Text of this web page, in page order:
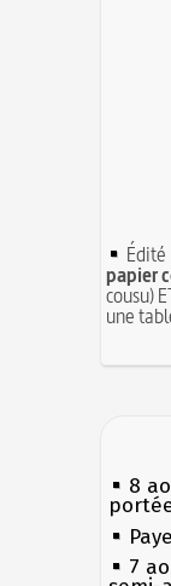
Édité
papier
cousu)
une
8
7